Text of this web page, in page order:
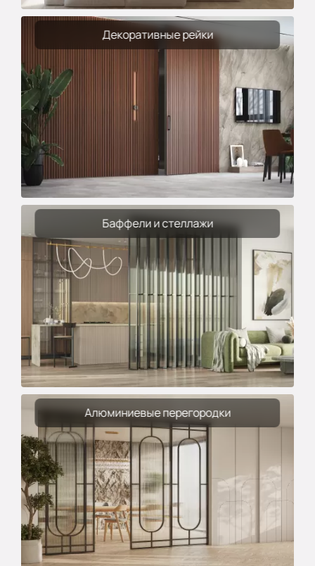
Декоративные рейки
Баффели и стеллажи
Алюминиевые перегородки